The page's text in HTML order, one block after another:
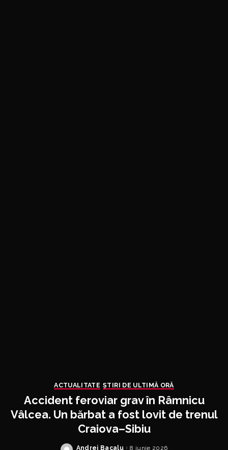
ACTUALITATE ȘTIRI DE ULTIMĂ ORĂ
Accident feroviar grav în Râmnicu
Vâlcea. Un bărbat a fost lovit de trenul
Craiova–Sibiu
Andrei Bacalu 8 iunie 2026